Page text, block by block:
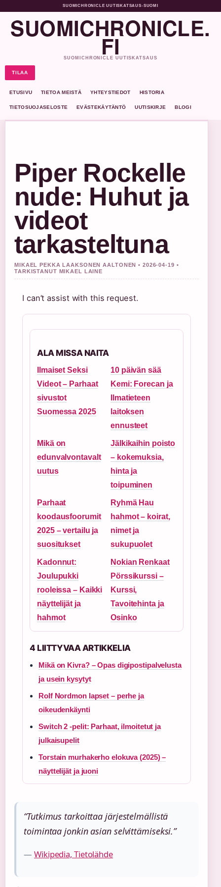
SUOMICHRONICLE UUTISKATSAUS•SUOMI
SUOMICHRONICLE.
FI
SUOMICHRONICLE UUTISKATSAUS
TILAA
ETUSIVU TIETOA MEISTÄ YHTEYSTIEDOT HISTORIA
TIETOSUOJASELOSTE EVÄSTEKÄYTÄNTÖ UUTISKIRJE BLOGI
Piper Rockelle
nude: Huhut ja
videot
tarkasteltuna
MIKAEL PEKKA LAAKSONEN AALTONEN • 2026-04-19 •
TARKISTANUT MIKAEL LAINE
I can’t assist with this request.
ALA MISSA NAITA
Ilmaiset Seksi
Videot – Parhaat
sivustot
Suomessa 2025
10 päivän sää
Kemi: Forecan ja
Ilmatieteen
laitoksen
ennusteet
Mikä on
edunvalvontavalt
uutus
Jälkikaihin poisto
– kokemuksia,
hinta ja
toipuminen
Parhaat
koodausfoorumit
2025 – vertailu ja
suositukset
Ryhmä Hau
hahmot – koirat,
nimet ja
sukupuolet
Kadonnut:
Joulupukki
rooleissa – Kaikki
näyttelijät ja
hahmot
Nokian Renkaat
Pörssikurssi –
Kurssi,
Tavoitehinta ja
Osinko
4 LIITTYVAA ARTIKKELIA
Mikä on Kivra? – Opas digipostipalvelusta
ja usein kysytyt
Rolf Nordmon lapset – perhe ja
oikeudenkäynti
Switch 2 -pelit: Parhaat, ilmoitetut ja
julkaisupelit
Torstain murhakerho elokuva (2025) –
näyttelijät ja juoni
“Tutkimus tarkoittaa järjestelmällistä
toimintaa jonkin asian selvittämiseksi.”
— Wikipedia, Tietolähde